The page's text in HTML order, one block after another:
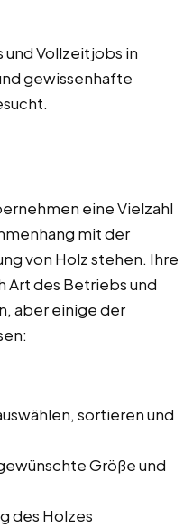
Vollzeitjobs in
gewissenhafte
eine Vielzahl
mit der
von Holz stehen. Ihre
Art des Betriebs und
aber einige der
sortieren und
Größe und
des Holzes